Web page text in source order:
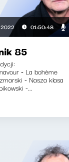
01:50:48
85
- La bohème
- Nasza klasa
-...